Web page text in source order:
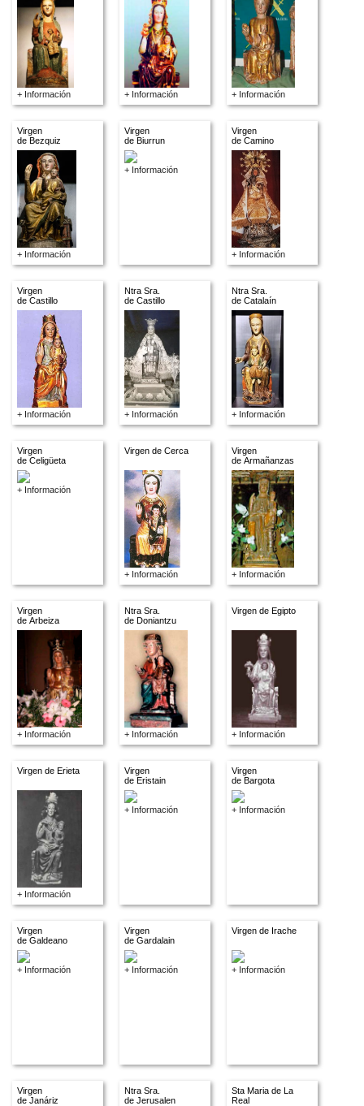
+ Información + Información + Información
Virgen
de Bezquiz
+ Información
Virgen
de Biurrun
+ Información
Virgen
de Camino
+ Información
Virgen
de Castillo
+ Información
Ntra Sra.
de Castillo
+ Información
Ntra Sra.
de Catalaín
+ Información
Virgen
de Celigüeta
+ Información
Virgen de Cerca
+ Información
Virgen
de Armañanzas
+ Información
Virgen
de Arbeiza
+ Información
Ntra Sra.
de Doniantzu
+ Información
Virgen de Egipto
+ Información
Virgen de Erieta
+ Información
Virgen
de Eristain
+ Información
Virgen
de Bargota
+ Información
Virgen
de Galdeano
+ Información
Virgen
de Gardalain
+ Información
Virgen de Irache
+ Información
Virgen
de Janáriz
Ntra Sra.
de Jerusalen
Sta Maria de La
Real